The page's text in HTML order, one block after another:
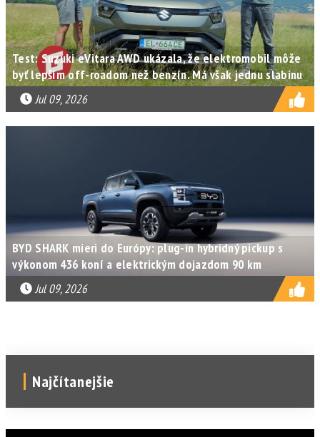
Test: Suzuki eVitara AWD ukázala, že elektromobil môže
byť lepším off-roadom než benzín. Má však jednu slabinu
Jul 09, 2026
BYD SHARK mieri do Európy: plug-in hybridný pickup s
výkonom 436 koní a elektrickým dojazdom 90 km
Jul 09, 2026
Najčítanejšie